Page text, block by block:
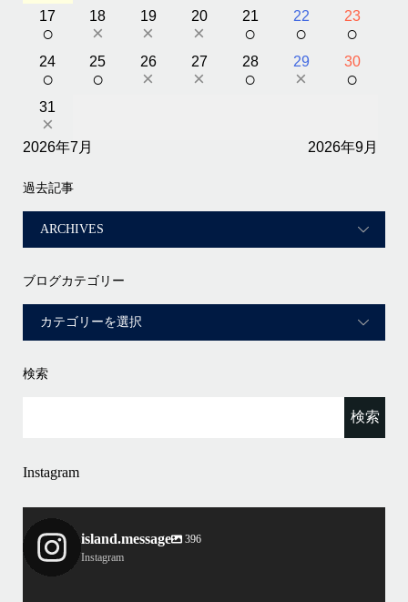
17
○
18
×
19
×
20
×
21
○
22
○
23
○
24
○
25
○
26
×
27
×
28
○
29
×
30
○
31
×
2026年7月 2026年9月
過去記事
ブログカテゴリー
検索
Instagram
island.message
396
Instagram